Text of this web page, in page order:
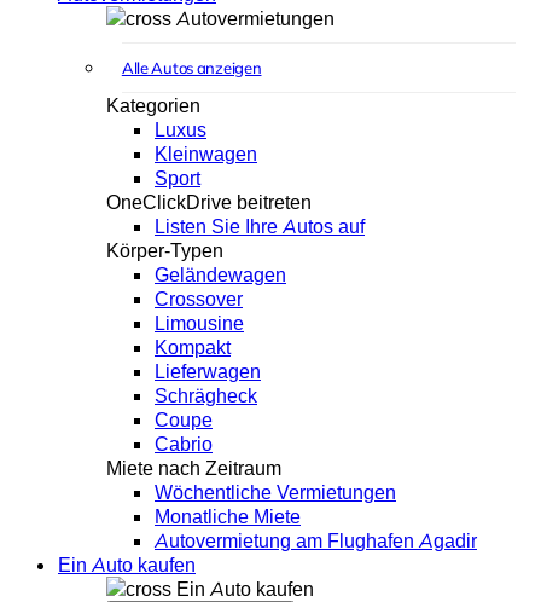
Autovermietungen
Alle Autos anzeigen
Kategorien
Luxus
Kleinwagen
Sport
OneClickDrive beitreten
Listen Sie Ihre Autos auf
Körper-Typen
Geländewagen
Crossover
Limousine
Kompakt
Lieferwagen
Schrägheck
Coupe
Cabrio
Miete nach Zeitraum
Wöchentliche Vermietungen
Monatliche Miete
Autovermietung am Flughafen Agadir
Ein Auto kaufen
Ein Auto kaufen